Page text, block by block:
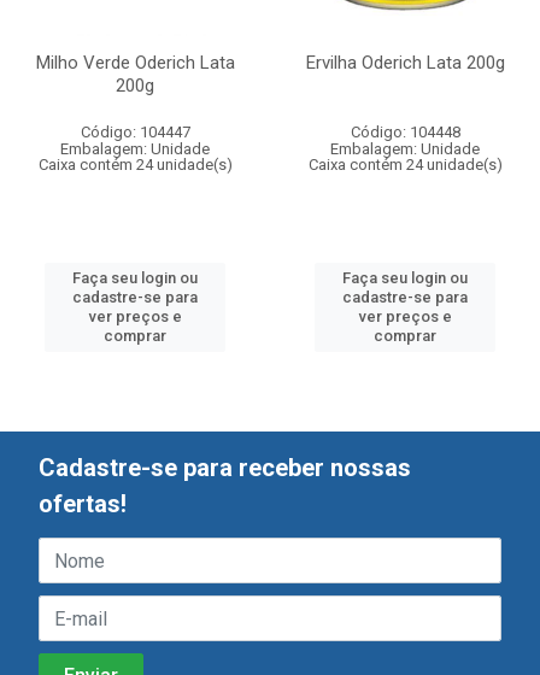
Milho Verde Oderich Lata
200g
Código: 104447
Embalagem: Unidade
Caixa contém 24 unidade(s)
Faça seu login ou
cadastre-se para
ver preços e
comprar
Ervilha Oderich Lata 200g
Código: 104448
Embalagem: Unidade
Caixa contém 24 unidade(s)
Faça seu login ou
cadastre-se para
ver preços e
comprar
Cadastre-se para receber nossas
ofertas!